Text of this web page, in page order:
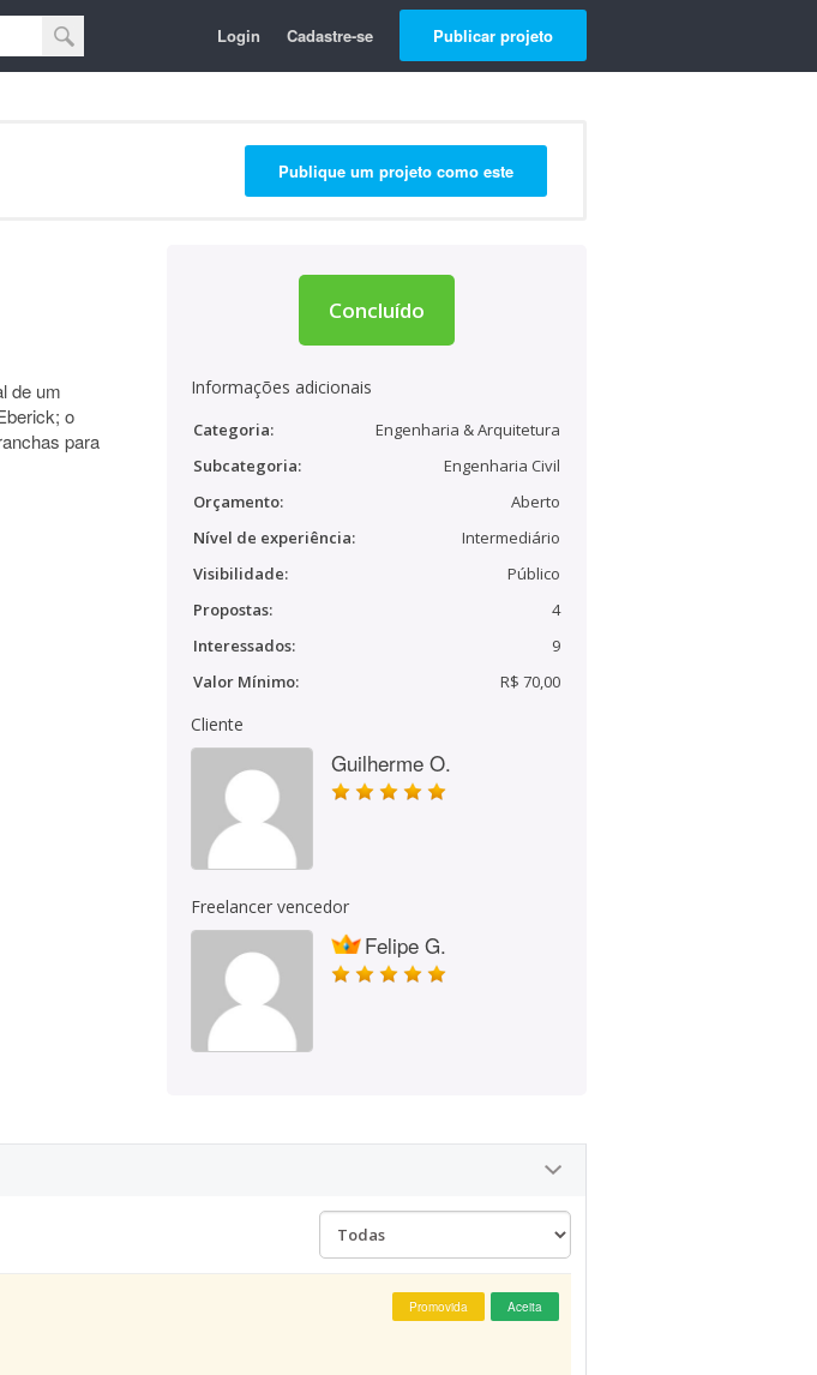
Login Cadastre-se Publicar projeto
Publique um projeto como este
de um
o
para
Concluído
Informações adicionais
Categoria:
Engenharia & Arquitetura
Subcategoria:
Engenharia Civil
Orçamento:
Aberto
Nível de experiência:
Intermediário
Visibilidade:
Público
Propostas:
4
Interessados:
9
Valor Mínimo:
R$ 70,00
Cliente
Guilherme O.
Freelancer vencedor
Felipe G.
Promovida Aceita